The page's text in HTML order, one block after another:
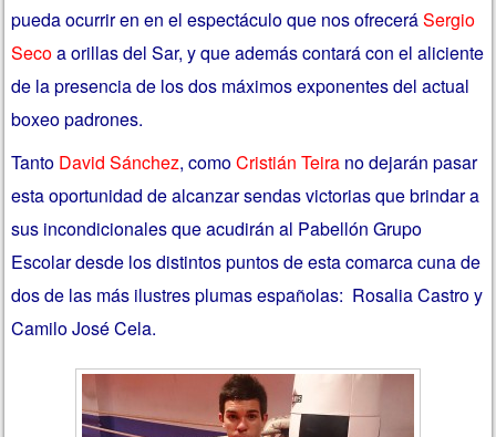
pueda ocurrir en en el espectáculo que nos ofreceráSergio
Secoa orillas del Sar, y que además contará con el aliciente
de la presencia de los dos máximos exponentes del actual
boxeo padrones.
Tanto David Sánchez, comoCristián Teira no dejarán pasar
esta oportunidad de alcanzar sendas victorias que brindar a
sus incondicionales que acudirán al Pabellón Grupo
Escolar desde los distintos puntos de esta comarca cuna de
dos de las más ilustres plumas españolas: Rosalia Castro y
Camilo José Cela.